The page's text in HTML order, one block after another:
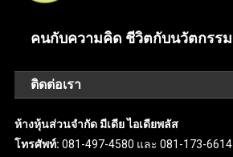
คนกับความคิด ชีวิตกับนวัตกรรม
ติดต่อเรา
ห้างหุ้นส่วนจำกัด มีเดีย ไอเดียพลัส
โทรศัพท์: 081-497-4580 และ 081-173-6614